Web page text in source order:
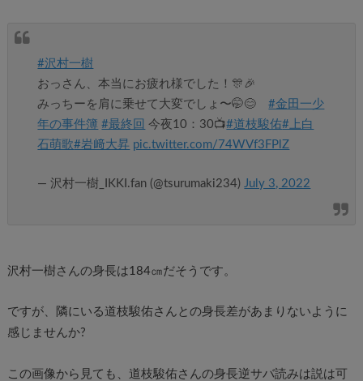
#沢村一樹
おっさん、本当にお疲れ様でした！🎊🎉
みっちーを肩に乗せて大変でしょ〜🤭😊#金田一少
年の事件簿 #最終回 今夜10：30📺#道枝駿佑#上白
石萌歌#岩﨑大昇 pic.twitter.com/74WVf3FPlZ
— 沢村一樹_IKKI.fan (@tsurumaki234)July 3, 2022
沢村一樹さんの身長は184㎝だそうです。
ですが、隣にいる道枝駿佑さんとの身長差があまりないように
感じませんか?
この画像から見ても、道枝駿佑さんの身長逆サバ読みは説は可